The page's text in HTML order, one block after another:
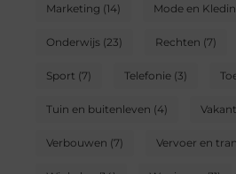
Marketing (14) Mode en
Onderwijs(23) Rechten (7)
Sport (7) Telefonie(3)
Tuin en buitenleven (4)
Verbouwen (7) Vervoer en